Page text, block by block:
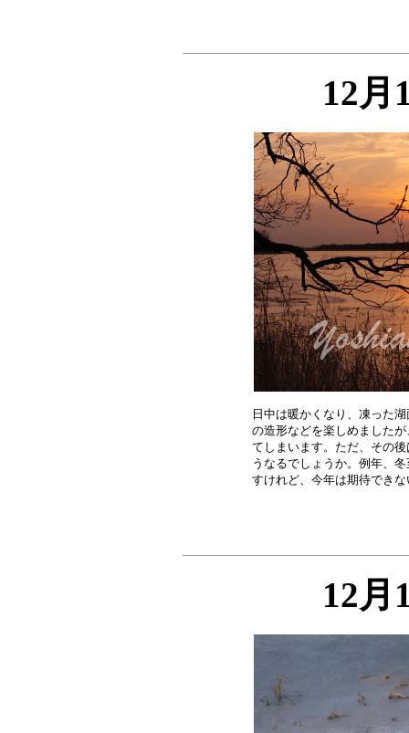
12月
日中は暖かくなり、凍った
の造形などを楽しめました
てしまいます。ただ、その
うなるでしょうか。例年、
12月